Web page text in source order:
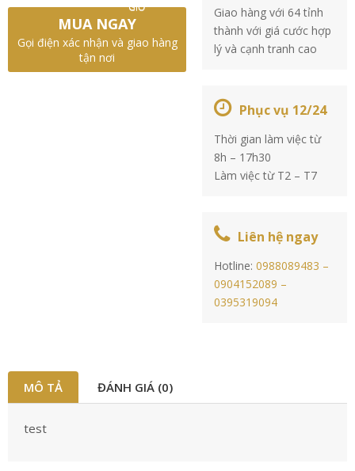
GIỎ
MUA NGAY
Gọi điện xác nhận và giao hàng
tận nơi
Giao hàng với 64 tỉnh
thành với giá cước hợp
lý và cạnh tranh cao
Phục vụ 12/24
Thời gian làm việc từ
8h – 17h30
Làm việc từ T2 – T7
Liên hệ ngay
Hotline:0988089483 –
0904152089 –
0395319094
MÔ TẢ ĐÁNH GIÁ (0)
test